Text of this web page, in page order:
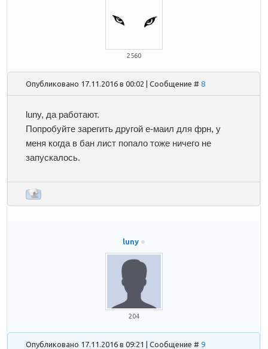
2560
Опубликовано 17.11.2016 в 00:02 | Сообщение #8
luny, да работают.
Попробуйте зарегить другой е-маил для фрн, у
меня когда в бан лист попало тоже ничего не
запускалось.
luny
204
Опубликовано 17.11.2016 в 09:21 | Сообщение #9